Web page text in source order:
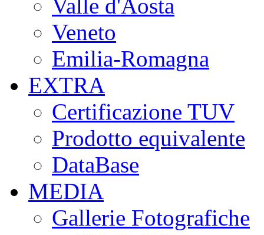
Valle d'Aosta
Veneto
Emilia-Romagna
EXTRA
Certificazione TUV
Prodotto equivalente
DataBase
MEDIA
Gallerie Fotografiche